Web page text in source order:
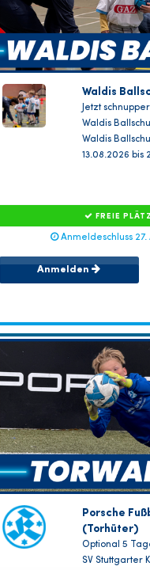
Waldis
Jetzt
Waldis
Waldis
13.08.2026 bis
FREIE
Anmeldeschluss 27.
Anmelden
Porsche
(Torhüter)
Optional 5
SV Stuttgarter